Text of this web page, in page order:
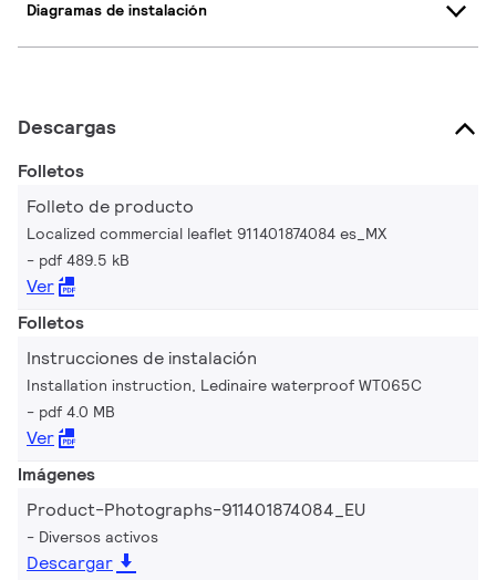
Diagramas de instalación
Descargas
Folletos
Folleto de producto
Localized commercial leaflet 911401874084 es_MX
pdf 489.5 kB
Ver
Folletos
Instrucciones de instalación
Installation instruction, Ledinaire waterproof WT065C
pdf 4.0 MB
Ver
Imágenes
Product-Photographs-911401874084_EU
Diversos activos
Descargar